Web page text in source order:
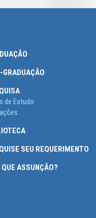
GRADUAÇÃO
de Estudo
SEU REQUERIMENTO
QUE ASSUNÇÃO?